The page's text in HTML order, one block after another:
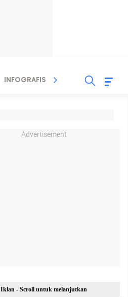
INFOGRAFIS TV STREAMING
Advertisement
Iklan - Scroll untuk melanjutkan